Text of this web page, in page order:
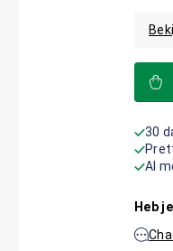
30
Al
Heb